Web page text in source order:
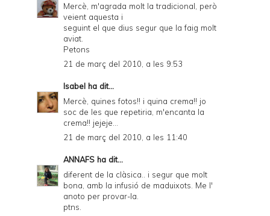
Mercè, m'agrada molt la tradicional, però
veient aquesta i
seguint el que dius segur que la faig molt
aviat.
Petons
21 de març del 2010, a les 9:53
Isabel ha dit...
Mercè, quines fotos!! i quina crema!! jo
soc de les que repetiria, m'encanta la
crema!! jejeje...
21 de març del 2010, a les 11:40
ANNAFS ha dit...
diferent de la clàsica.. i segur que molt
bona, amb la infusió de maduixots. Me l'
anoto per provar-la.
ptns.